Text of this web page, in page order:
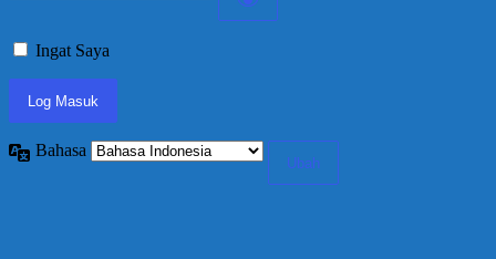
Ingat Saya
Bahasa